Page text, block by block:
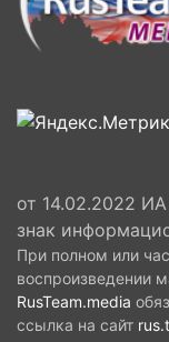
от 14.02.2022
знак
При полном или
воспроизведении
RusTeam.media
ссылка на сайт